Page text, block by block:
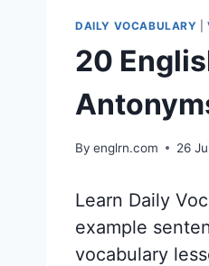
DAILY VOCABULARY |
20
By englrn.com 26
Learn Daily
example
vocabulary